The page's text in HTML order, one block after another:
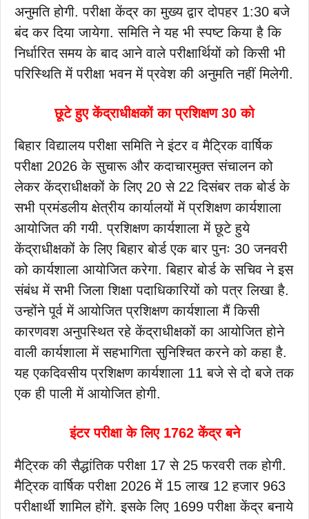
अनुमति होगी. परीक्षा केंद्र का मुख्य द्वार दोपहर 1:30 बजे
बंद कर दिया जायेगा. समिति ने यह भी स्पष्ट किया है कि
निर्धारित समय के बाद आने वाले परीक्षार्थियों को किसी भी
परिस्थिति में परीक्षा भवन में प्रवेश की अनुमति नहीं मिलेगी.
छूटे हुए केंद्राधीक्षकों का प्रशिक्षण 30 को
बिहार विद्यालय परीक्षा समिति ने इंटर व मैट्रिक वार्षिक
परीक्षा 2026 के सुचारू और कदाचारमुक्त संचालन को
लेकर केंद्राधीक्षकों के लिए 20 से 22 दिसंबर तक बोर्ड के
सभी प्रमंडलीय क्षेत्रीय कार्यालयों में प्रशिक्षण कार्यशाला
आयोजित की गयी. प्रशिक्षण कार्यशाला में छूटे हुये
केंद्राधीक्षकों के लिए बिहार बोर्ड एक बार पुनः 30 जनवरी
को कार्यशाला आयोजित करेगा. बिहार बोर्ड के सचिव ने इस
संबंध में सभी जिला शिक्षा पदाधिकारियों को पत्र लिखा है.
उन्होंने पूर्व में आयोजित प्रशिक्षण कार्यशाला मैं किसी
कारणवश अनुपस्थित रहे केंद्राधीक्षकों का आयोजित होने
वाली कार्यशाला में सहभागिता सुनिश्चित करने को कहा है.
यह एकदिवसीय प्रशिक्षण कार्यशाला 11 बजे से दो बजे तक
एक ही पाली में आयोजित होगी.
इंटर परीक्षा के लिए 1762 केंद्र बने
मैट्रिक की सैद्धांतिक परीक्षा 17 से 25 फरवरी तक होगी.
मैट्रिक वार्षिक परीक्षा 2026 में 15 लाख 12 हजार 963
परीक्षार्थी शामिल होंगे. इसके लिए 1699 परीक्षा केंद्र बनाये